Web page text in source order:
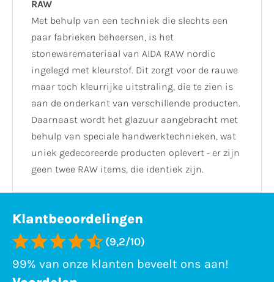
RAW
Met behulp van een techniek die slechts een
paar fabrieken beheersen, is het
stonewaremateriaal van AIDA RAW nordic
ingelegd met kleurstof. Dit zorgt voor de rauwe
maar toch kleurrijke uitstraling, die te zien is
aan de onderkant van verschillende producten.
Daarnaast wordt het glazuur aangebracht met
behulp van speciale handwerktechnieken, wat
uniek gedecoreerde producten oplevert - er zijn
geen twee RAW items, die identiek zijn.
Klantbeoordelingen
(9,2/10)
99% van onze klanten beveelt ons aan!